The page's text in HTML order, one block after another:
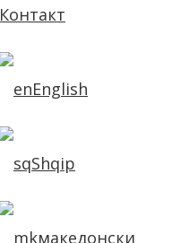
Контакт
English
Shqip
македонски